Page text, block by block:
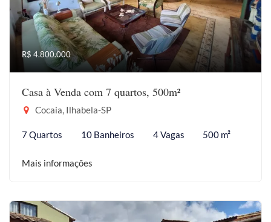
R$ 4.800.000
Casa à Venda com 7 quartos, 500m²
Cocaia, Ilhabela-SP
7 Quartos 10 Banheiros 4 Vagas 500 m²
Mais informações